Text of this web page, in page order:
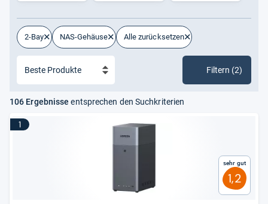
2-Bay NAS-Gehäuse Alle zurücksetzen
Filtern (2)
106 Ergebnisse entsprechen den Suchkriterien
1
Sehr gut
1,2